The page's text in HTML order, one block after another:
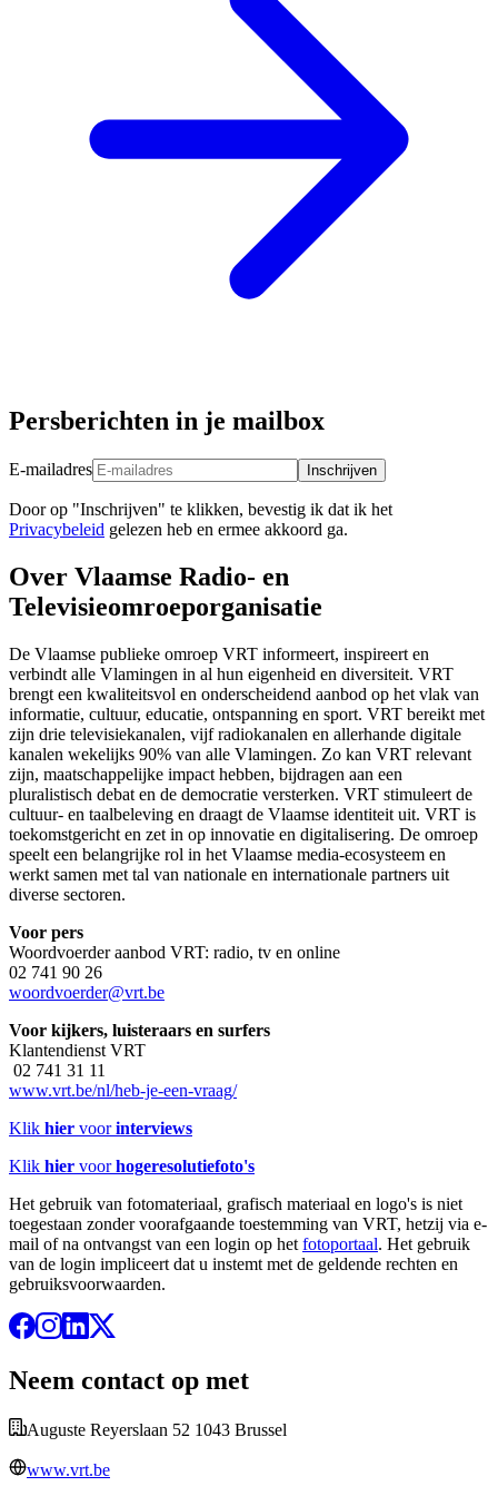
Persberichten in je mailbox
E-mailadres Inschrijven
Door op "Inschrijven" te klikken, bevestig ik dat ik het
Privacybeleid gelezen heb en ermee akkoord ga.
Over Vlaamse Radio- en
Televisieomroeporganisatie
De Vlaamse publieke omroep VRT informeert, inspireert en
verbindt alle Vlamingen in al hun eigenheid en diversiteit. VRT
brengt een kwaliteitsvol en onderscheidend aanbod op het vlak van
informatie, cultuur, educatie, ontspanning en sport. VRT bereikt met
zijn drie televisiekanalen, vijf radiokanalen en allerhande digitale
kanalen wekelijks 90% van alle Vlamingen. Zo kan VRT relevant
zijn, maatschappelijke impact hebben, bijdragen aan een
pluralistisch debat en de democratie versterken. VRT stimuleert de
cultuur- en taalbeleving en draagt de Vlaamse identiteit uit. VRT is
toekomstgericht en zet in op innovatie en digitalisering. De omroep
speelt een belangrijke rol in het Vlaamse media-ecosysteem en
werkt samen met tal van nationale en internationale partners uit
diverse sectoren.
Voor pers
Woordvoerder aanbod VRT: radio, tv en online
02 741 90 26
woordvoerder@vrt.be
Voor kijkers, luisteraars en surfers
Klantendienst VRT
02 741 31 11
www.vrt.be/nl/heb-je-een-vraag/
Klik hier voorinterviews
Klik hier voorhogeresolutiefoto's
Het gebruik van fotomateriaal, grafisch materiaal en logo's is niet
toegestaan zonder voorafgaande toestemming van VRT, hetzij via e-
mail of na ontvangst van een login op het fotoportaal. Het gebruik
van de login impliceert dat u instemt met de geldende rechten en
gebruiksvoorwaarden.
Neem contact op met
Auguste Reyerslaan 52 1043 Brussel
www.vrt.be